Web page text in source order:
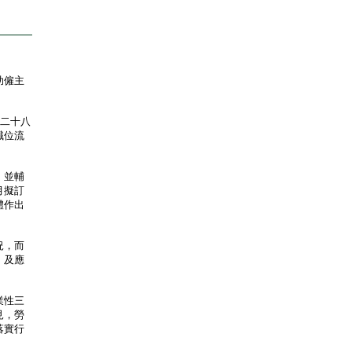
僱主
十八
位流
並輔
擬訂
作出
，而
及應
性三
，勞
實行